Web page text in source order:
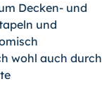
Decken- und
und
wohl auch durch